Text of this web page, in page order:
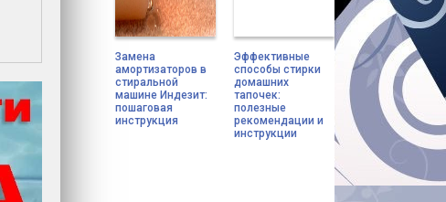
Замена
амортизаторов в
стиральной
машине Индезит:
пошаговая
инструкция
Эффективные
способы стирки
домашних
тапочек:
полезные
рекомендации и
инструкции